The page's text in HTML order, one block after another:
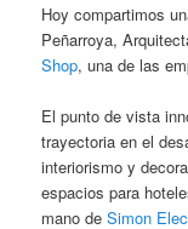
Hoy compartimos
Peñarroya,
Shop, una de las
El punto de vista
trayectoria en el
interiorismo y
espacios para
mano deSimon